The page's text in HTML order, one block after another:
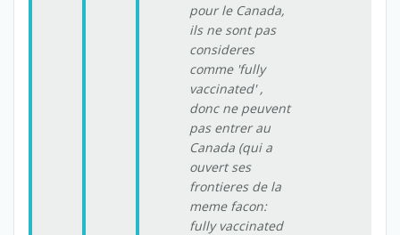
pour le Canada,
ils ne sont pas
consideres
comme 'fully
vaccinated' ,
donc ne peuvent
pas entrer au
Canada (qui a
ouvert ses
frontieres de la
meme facon:
fully vaccinated